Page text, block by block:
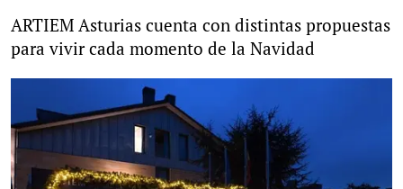
ARTIEM Asturias cuenta con distintas propuestas
para vivir cada momento de la Navidad